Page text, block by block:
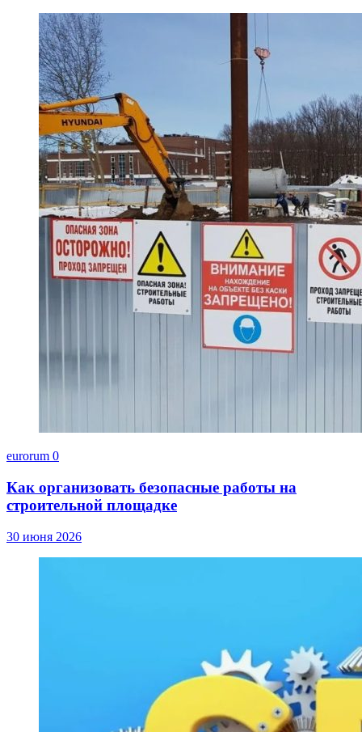
eurorum 0
Как организовать безопасные работы на
строительной площадке
30 июня 2026